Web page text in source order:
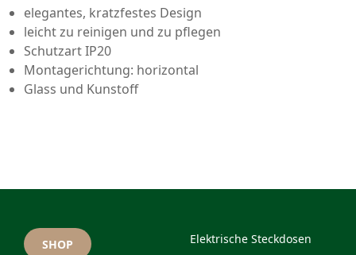
elegantes, kratzfestes Design
leicht zu reinigen und zu pflegen
Schutzart IP20
Montagerichtung: horizontal
Glass und Kunstoff
SHOP
Elektrische Steckdosen